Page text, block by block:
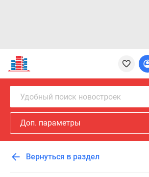
Новостройки
Квартиры
Ипотека
Новостройки
Москвы
Новостройки
Подмосковья
Новостройки
Москвы
Готовые
Удобный поиск новостроек
Доп. параметры
Вернуться в раздел